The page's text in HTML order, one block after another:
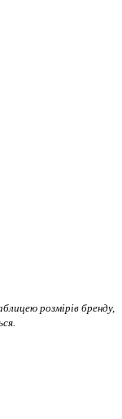
розмірів бренду,